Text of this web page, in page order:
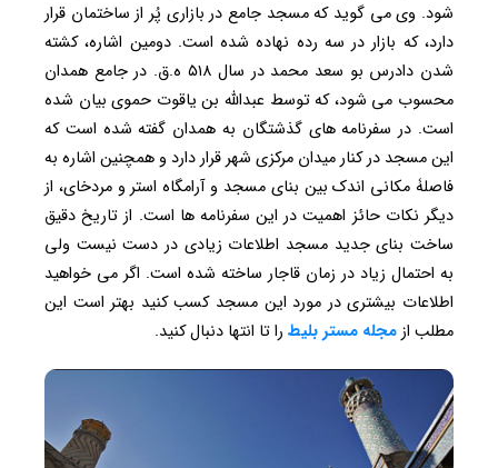
شود. وی می گوید که مسجد جامع در بازاری پُر از ساختمان قرار
دارد، که بازار در سه رده نهاده شده است. دومین اشاره، کشته
شدن دادرس بو سعد محمد در سال ۵۱۸ ه.ق. در جامع همدان
محسوب می شود، که توسط عبدالله بن یاقوت حموی بیان شده
است. در سفرنامه های گذشتگان به همدان گفته شده است که
این مسجد در کنار میدان مرکزی شهر قرار دارد و همچنین اشاره به
فاصلۀ مکانی اندک بین بنای مسجد و آرامگاه استر و مردخای، از
دیگر نکات حائز اهمیت در این سفرنامه ها است. از تاریخ دقیق
ساخت بنای جدید مسجد اطلاعات زیادی در دست نیست ولی
به احتمال زیاد در زمان قاجار ساخته شده است. اگر می خواهید
اطلاعات بیشتری در مورد این مسجد کسب کنید بهتر است این
مطلب ازمجله مستر بلیط را تا انتها دنبال کنید.